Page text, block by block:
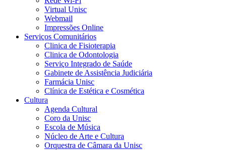
Virtual Unisc
Webmail
Impressões Online
Serviços Comunitários
Clinica de Fisioterapia
Clinica de Odontologia
Serviço Integrado de Saúde
Gabinete de Assistência Judiciária
Farmácia Unisc
Clínica de Estética e Cosmética
Cultura
Agenda Cultural
Coro da Unisc
Escola de Música
Núcleo de Arte e Cultura
Orquestra de Câmara da Unisc